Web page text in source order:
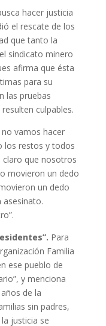
hacer justicia
el rescate de los
que tanto la
sindicato minero
afirma que ésta
para su
las pruebas
culpables.
no vamos hacer
los restos y todos
claro que nosotros
movieron un dedo
un dedo
asesinato.
Para
Familia
ese pueblo de
y menciona
de la
sin padres,
justicia se